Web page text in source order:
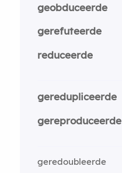
geobduceerde
gerefuteerde
reduceerde
geredupliceerde
gereproduceerde
geredoubleerde